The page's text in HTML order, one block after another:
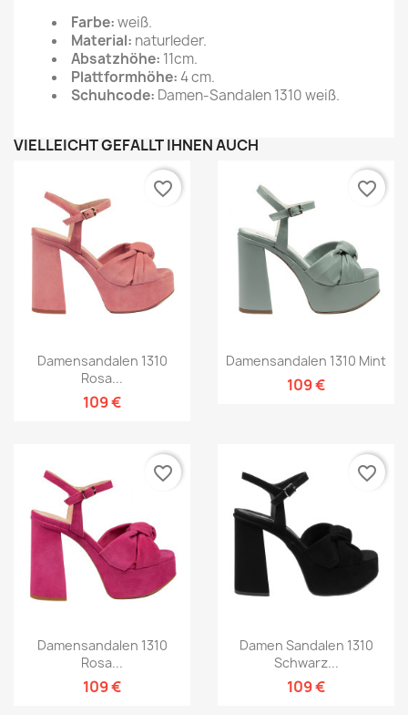
Farbe:weiß.
Material: naturleder.
Absatzhöhe: 11cm.
Plattformhöhe:4cm.
Schuhcode: Damen-Sandalen 1310 weiß.
VIELLEICHT GEFÄLLT IHNEN AUCH
Damensandalen 1310
Rosa...
109 €
favorite_border
Damensandalen 1310 Mint
109 €
favorite_border
Damensandalen 1310
Rosa...
109 €
favorite_border
Damen Sandalen 1310
Schwarz...
109 €
favorite_border